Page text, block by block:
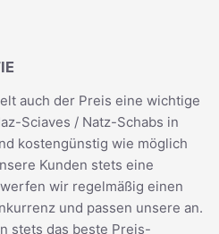
auch der Preis eine wichtige
Sciaves / Natz-Schabs in
kostengünstig wie möglich
Kunden stets eine
wir regelmäßig einen
und passen unsere an.
stets das beste Preis-